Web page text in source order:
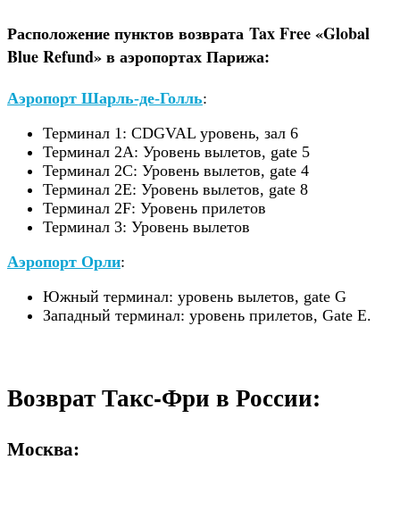
Расположение пунктов возврата Tax Free «Global
Blue Refund» в аэропортах Парижа:
Аэропорт Шарль-де-Голль:
Терминал 1: CDGVAL уровень, зал 6
Терминал 2A: Уровень вылетов, gate 5
Терминал 2C: Уровень вылетов, gate 4
Терминал 2E: Уровень вылетов, gate 8
Терминал 2F: Уровень прилетов
Терминал 3: Уровень вылетов
Аэропорт Орли:
Южный терминал: уровень вылетов, gate G
Западный терминал: уровень прилетов, Gate E.
Возврат Такс-Фри в России:
Москва: